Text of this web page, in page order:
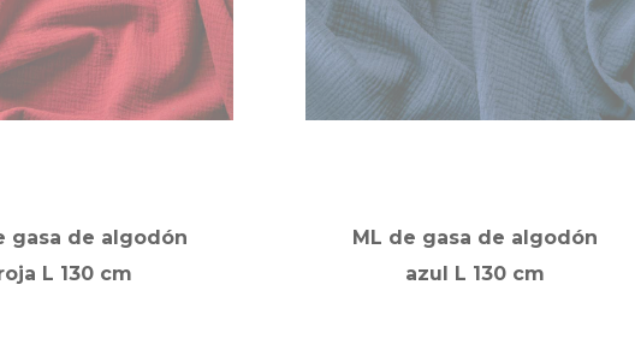
gasa de algodón
L 130 cm
ML de gasa de algodón
azul L 130 cm